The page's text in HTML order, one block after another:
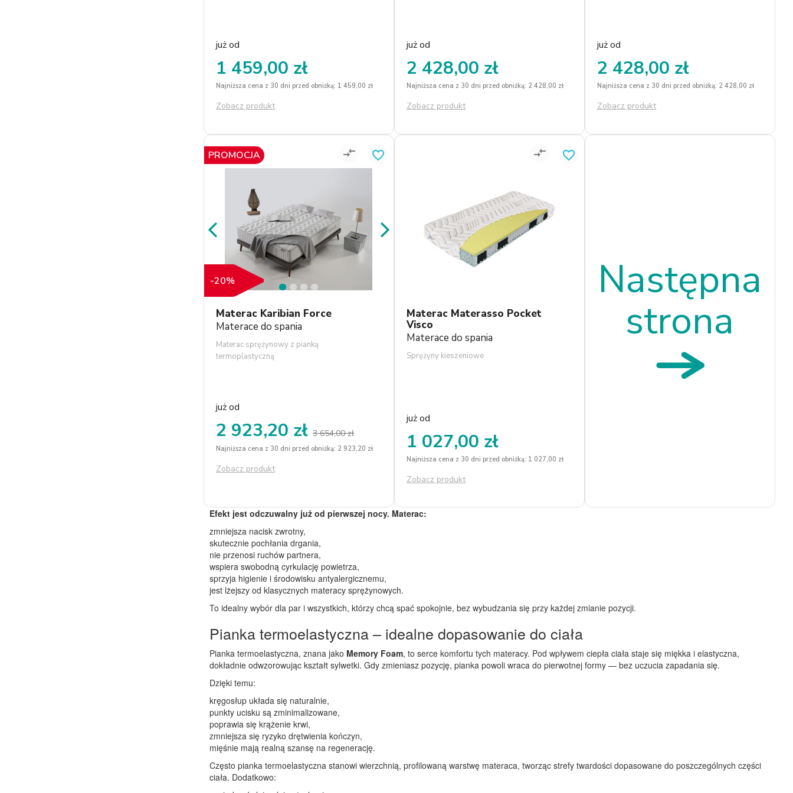
już od
1 459,00 zł
Najniższa cena z 30 dni przed obniżką: 1 459,00 zł
Zobacz produkt
już od
2 428,00 zł
Najniższa cena z 30 dni przed obniżką: 2 428,00 zł
Zobacz produkt
już od
2 428,00 zł
Najniższa cena z 30 dni przed obniżką: 2 428,00 zł
Zobacz produkt
compare_arrows
Materac Karibian Force
Materace do spania
Materac sprężynowy z pianką
termoplastyczną
już od
2 923,20 zł3 654,00 zł
Najniższa cena z 30 dni przed obniżką: 2 923,20 zł
Zobacz produkt
PROMOCJA
-20%
favorite_border compare_arrows
Materac Materasso Pocket
Visco
Materace do spania
Sprężyny kieszeniowe
już od
1 027,00 zł
Najniższa cena z 30 dni przed obniżką: 1 027,00 zł
Zobacz produkt
favorite_border
Następna
strona
Efekt jest odczuwalny już od pierwszej nocy. Materac:
zmniejsza nacisk zwrotny,
skutecznie pochłania drgania,
nie przenosi ruchów partnera,
wspiera swobodną cyrkulację powietrza,
sprzyja higienie i środowisku antyalergicznemu,
jest lżejszy od klasycznych materacy sprężynowych.
To idealny wybór dla par i wszystkich, którzy chcą spać spokojnie, bez wybudzania się przy każdej zmianie pozycji.
Pianka termoelastyczna – idealne dopasowanie do ciała
Pianka termoelastyczna, znana jako Memory Foam, to serce komfortu tych materacy. Pod wpływem ciepła ciała staje się miękka i elastyczna,
dokładnie odwzorowując kształt sylwetki. Gdy zmieniasz pozycję, pianka powoli wraca do pierwotnej formy — bez uczucia zapadania się.
Dzięki temu:
kręgosłup układa się naturalnie,
punkty ucisku są zminimalizowane,
poprawia się krążenie krwi,
zmniejsza się ryzyko drętwienia kończyn,
mięśnie mają realną szansę na regenerację.
Często pianka termoelastyczna stanowi wierzchnią, profilowaną warstwę materaca, tworząc strefy twardości dopasowane do poszczególnych części
ciała. Dodatkowo: